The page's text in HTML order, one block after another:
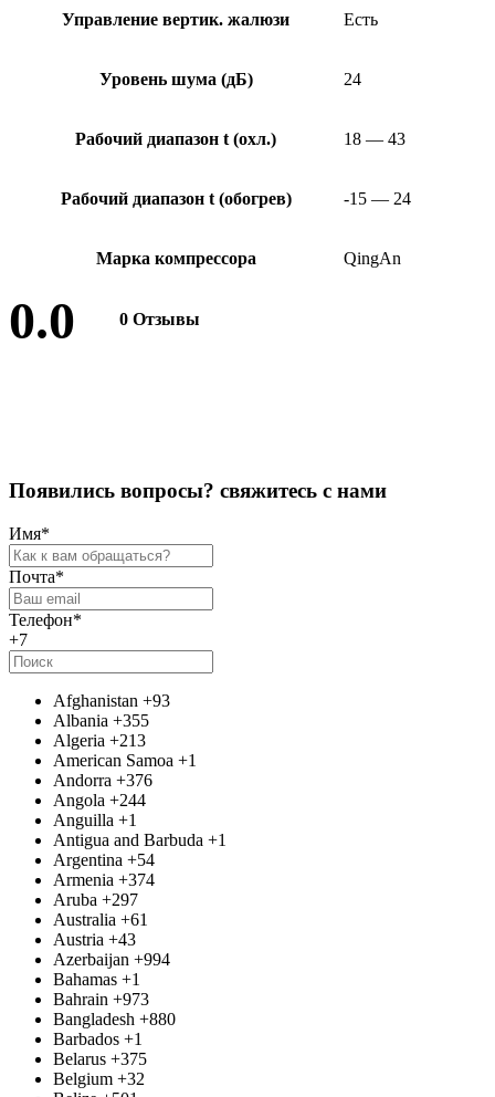
Управление вертик. жалюзи Есть
Уровень шума (дБ) 24
Рабочий диапазон t (охл.) 18 — 43
Рабочий диапазон t (обогрев) -15 — 24
Марка компрессора QingAn
0.0 0 Отзывы
Появились вопросы? свяжитесь с нами
Имя*
Почта*
Телефон*
+7
Afghanistan +93
Albania +355
Algeria +213
American Samoa +1
Andorra +376
Angola +244
Anguilla +1
Antigua and Barbuda +1
Argentina +54
Armenia +374
Aruba +297
Australia +61
Austria +43
Azerbaijan +994
Bahamas +1
Bahrain +973
Bangladesh +880
Barbados +1
Belarus +375
Belgium +32